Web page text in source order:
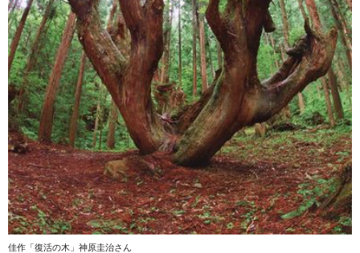
佳作「復活の木」神原圭治さん